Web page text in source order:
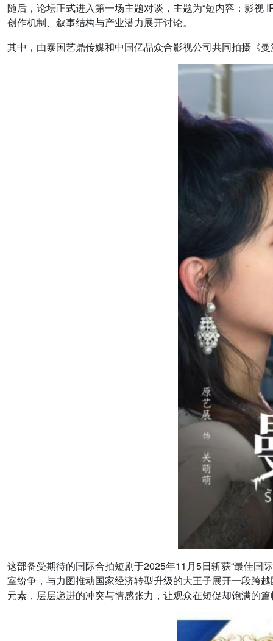
随后，论坛正式进入第一场主题对谈，主题为“短内容：影
创作机制、叙事结构与产业潜力展开讨论。
其中，由泰国艺鼎传媒和中国亿品众合影视公司共同拍摄《
这部备受期待的国际合拍短剧于2025年11月5日斩获“最佳国
室纷争，与力图推动国家经济转型升级的大王子展开一段跨
元素，层层递进的冲突与情感张力，让观众在短促却饱满的